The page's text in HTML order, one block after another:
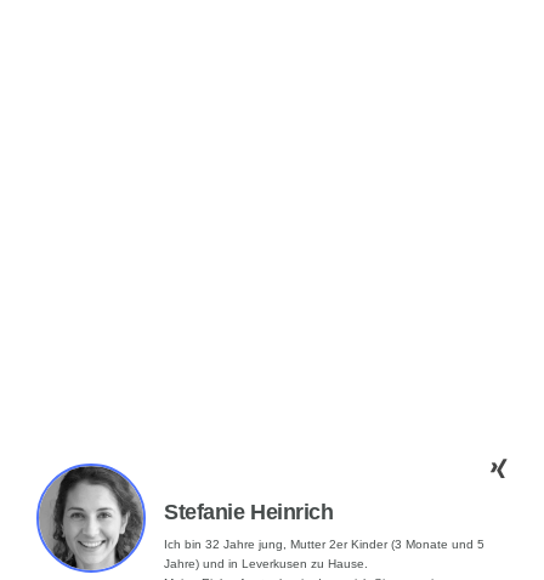
Stefanie Heinrich
Ich bin 32 Jahre jung, Mutter 2er Kinder (3 Monate und 5
Jahre) und in Leverkusen zu Hause.